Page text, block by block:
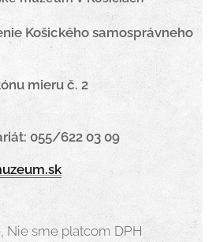
Košického samosprávneho
mieru č. 2
055/622 03 09
Nie sme platcom DPH